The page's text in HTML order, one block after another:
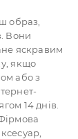
образ,
Вони
яскравим
якщо
або з
14 днів.